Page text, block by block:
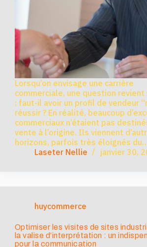
Lorsqu’on envisage une carrière
commerciale, une question revient
: faut-il avoir un profil de vendeur
réussir ? En réalité, beaucoup
commerciaux n’étaient pas
vente à l’origine. Ils viennent
horizons, parfois très éloignés
Laseter Nellie
janvier 30,
huycommerce
Optimiser les visites de sites
la valise d’interprétation : un
pour la communication